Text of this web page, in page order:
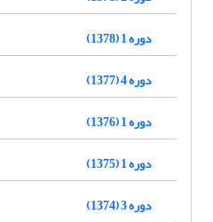
دوره 1 (1378)
دوره 4 (1377)
دوره 1 (1376)
دوره 1 (1375)
دوره 3 (1374)